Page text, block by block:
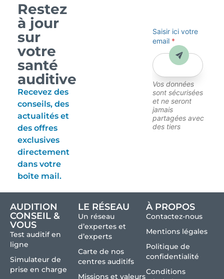
Restez
à jour
sur
votre
santé
auditive
Recevez des
conseils, des
actualités et
des offres
exclusives
directement
dans votre
boîte mail.
Saisir ici votre
email *
Vos données
sont sécurisées
et ne seront
jamais
partagées avec
des tiers
Envoyer
AUDITION
CONSEIL &
VOUS
Test auditif en
ligne
Simulateur de
prise en charge
LE RÉSEAU
Un réseau
d’expertes et
d’experts
Carte de nos
centres auditifs
Missions et valeurs
À PROPOS
Contactez-nous
Mentions légales
Politique de
confidentialité
Conditions